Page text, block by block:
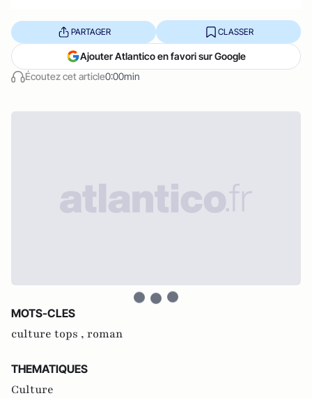
Écoutez cet article0:00min
PARTAGER CLASSER
Ajouter Atlantico en favori sur Google
MOTS-CLES
culture tops , roman
THEMATIQUES
Culture